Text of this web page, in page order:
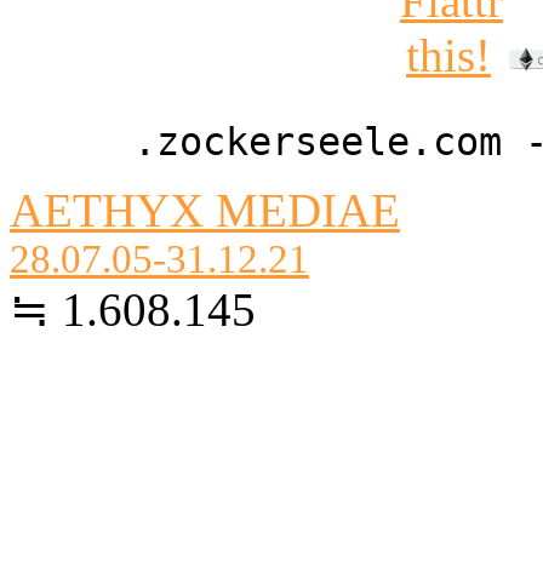
AETHYX MEDIAE
28.07.05-31.12.21
≒ 1.608.145